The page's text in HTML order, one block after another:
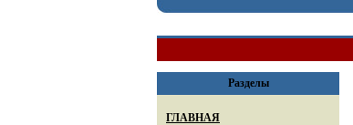
Разделы
ГЛАВНАЯ